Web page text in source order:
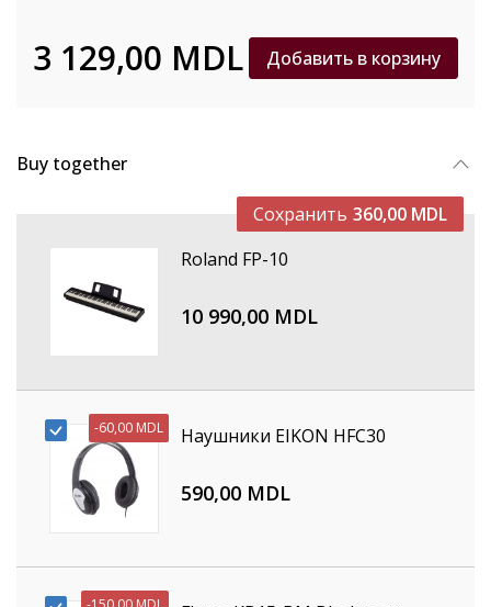
3 129,00 MDL Добавить в корзину
Buy together
Roland FP-10
10 990,00 MDL
-60,00 MDL Наушники EIKON HFC30
590,00 MDL
Сохранить 360,00 MDL